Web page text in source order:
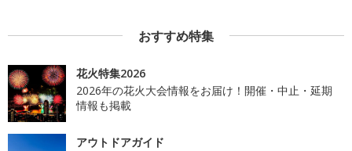
おすすめ特集
花火特集2026
2026年の花火大会情報をお届け！開催・中止・延期
情報も掲載
アウトドアガイド